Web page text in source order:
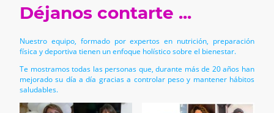
Déjanos contarte ...
Nuestro equipo, formado por expertos en nutrición, preparación
física y deportiva tienen un enfoque holístico sobre el bienestar.
Te mostramos todas las personas que, durante más de 20 años han
mejorado su día a día gracias a controlar peso y mantener hábitos
saludables.